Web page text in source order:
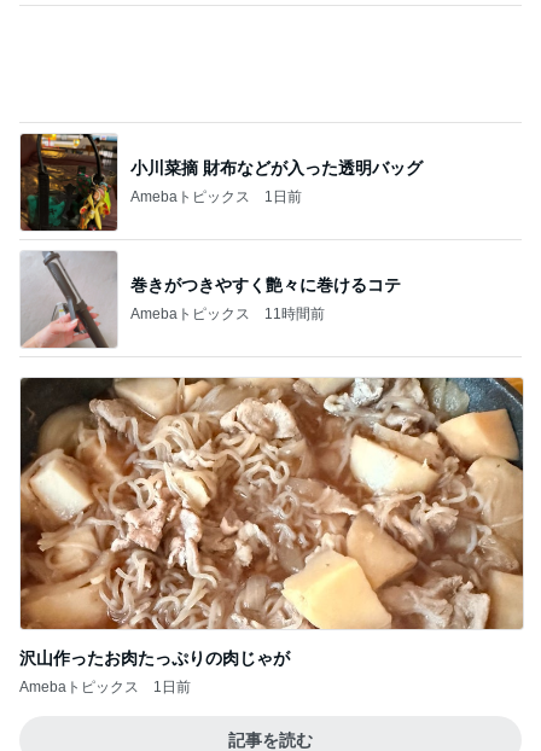
巻きがつきやすく艶々に巻けるコテ
Amebaトピックス 11時間前
沢山作ったお肉たっぷりの肉じゃが
Amebaトピックス 1日前
記事を読む
Amebaトピックス 2日前